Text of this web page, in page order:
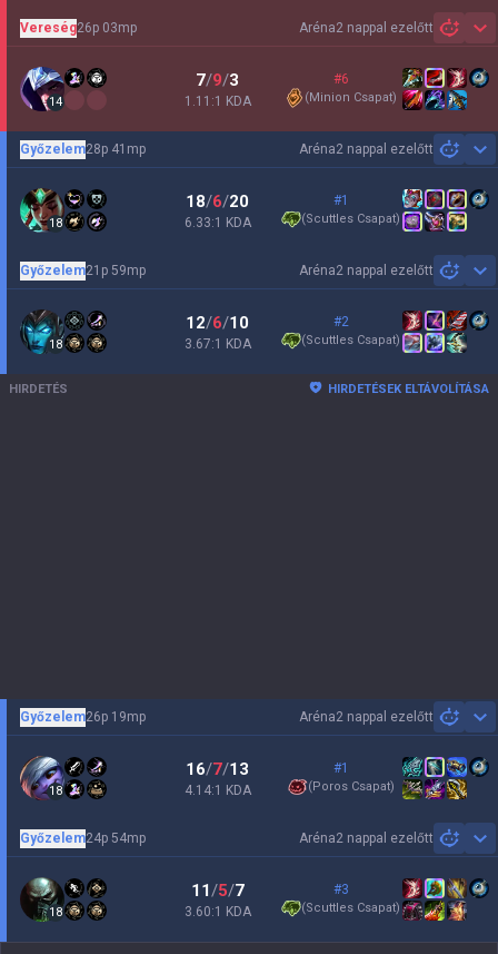
Aréna2 nappal ezelőtt
Vereség26p 03mp
14
7/9/3
1.11:1 KDA
#6
(Minion Csapat)
Aréna2 nappal ezelőtt
Győzelem28p 41mp
18
18/6/20
6.33:1 KDA
#1
(Scuttles Csapat)
Aréna2 nappal ezelőtt
Győzelem21p 59mp
18
12/6/10
3.67:1 KDA
#2
(Scuttles Csapat)
HIRDETÉS HIRDETÉSEK ELTÁVOLÍTÁSA
Aréna2 nappal ezelőtt
Győzelem26p 19mp
18
16/7/13
4.14:1 KDA
#1
(Poros Csapat)
Aréna2 nappal ezelőtt
Győzelem24p 54mp
18
11/5/7
3.60:1 KDA
#3
(Scuttles Csapat)